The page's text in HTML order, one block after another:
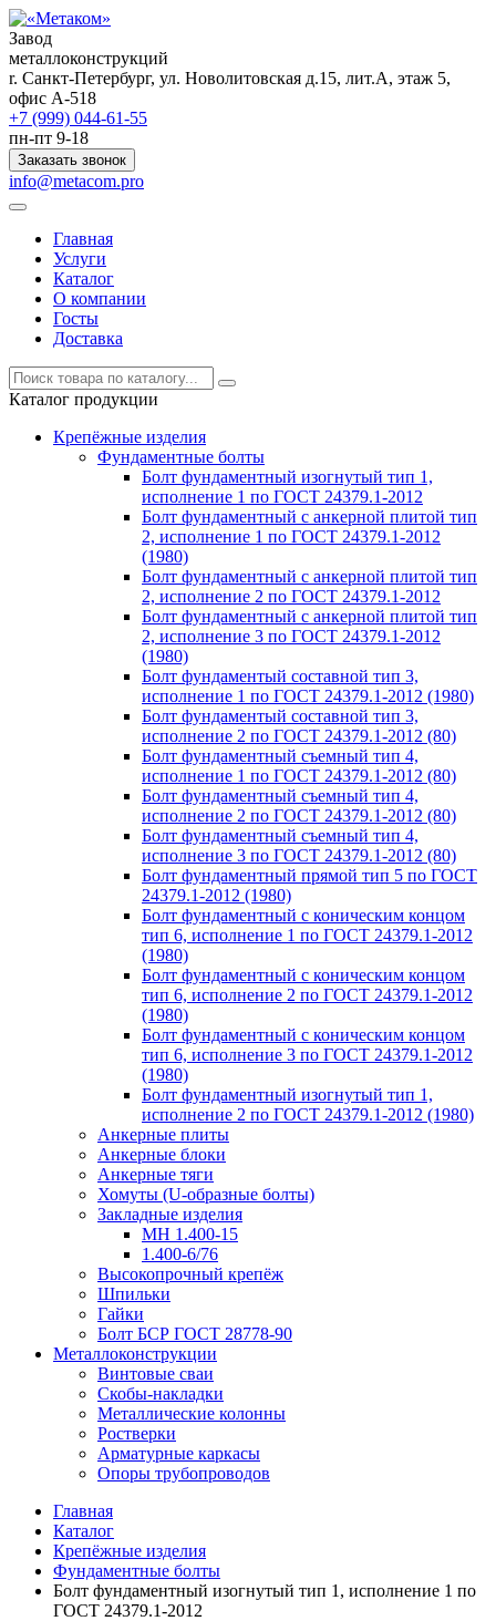
Завод
металлоконструкций
r. Санкт-Петербург, ул. Новолитовская д.15, лит.А, этаж 5,
офис А-518
+7 (999) 044-61-55
пн-пт 9-18
Заказать звонок
info@metacom.pro
Главная
Услуги
Каталог
О компании
Госты
Доставка
Каталог продукции
Крепёжные изделия
Фундаментные болты
Болт фундаментный изогнутый тип 1,
исполнение 1 по ГОСТ 24379.1-2012
Болт фундаментный с анкерной плитой тип
2, исполнение 1 по ГОСТ 24379.1-2012
(1980)
Болт фундаментный с анкерной плитой тип
2, исполнение 2 по ГОСТ 24379.1-2012
Болт фундаментный с анкерной плитой тип
2, исполнение 3 по ГОСТ 24379.1-2012
(1980)
Болт фундаментый составной тип 3,
исполнение 1 по ГОСТ 24379.1-2012 (1980)
Болт фундаментый составной тип 3,
исполнение 2 по ГОСТ 24379.1-2012 (80)
Болт фундаментный съемный тип 4,
исполнение 1 по ГОСТ 24379.1-2012 (80)
Болт фундаментный съемный тип 4,
исполнение 2 по ГОСТ 24379.1-2012 (80)
Болт фундаментный съемный тип 4,
исполнение 3 по ГОСТ 24379.1-2012 (80)
Болт фундаментный прямой тип 5 по ГОСТ
24379.1-2012 (1980)
Болт фундаментный с коническим концом
тип 6, исполнение 1 по ГОСТ 24379.1-2012
(1980)
Болт фундаментный с коническим концом
тип 6, исполнение 2 по ГОСТ 24379.1-2012
(1980)
Болт фундаментный с коническим концом
тип 6, исполнение 3 по ГОСТ 24379.1-2012
(1980)
Болт фундаментный изогнутый тип 1,
исполнение 2 по ГОСТ 24379.1-2012 (1980)
Анкерные плиты
Анкерные блоки
Анкерные тяги
Хомуты (U-образные болты)
Закладные изделия
МН 1.400-15
1.400-6/76
Высокопрочный крепёж
Шпильки
Гайки
Болт БСР ГОСТ 28778-90
Металлоконструкции
Винтовые сваи
Скобы-накладки
Металлические колонны
Ростверки
Арматурные каркасы
Опоры трубопроводов
Главная
Каталог
Крепёжные изделия
Фундаментные болты
Болт фундаментный изогнутый тип 1, исполнение 1 по
ГОСТ 24379.1-2012